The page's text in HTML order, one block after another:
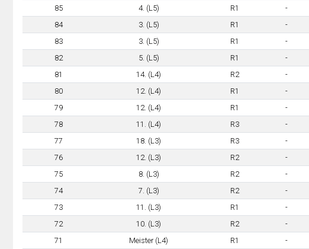
85
4. (L5) R1 -
84
3. (L5) R1 -
83
3. (L5) R1 -
82
5. (L5) R1 -
81
14. (L4) R2 -
80
12. (L4) R1 -
79
12. (L4) R1 -
78
11. (L4) R3 -
77
18. (L3) R3 -
76
12. (L3) R2 -
75
8. (L3) R2 -
74
7. (L3) R2 -
73
11. (L3) R1 -
72
10. (L3) R2 -
71
Meister (L4) R1 -